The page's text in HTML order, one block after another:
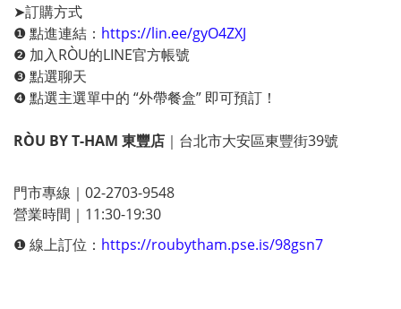
➤訂購方式
❶ 點進連結： https://lin.ee/gyO4ZXJ
❷ 加入RÒU的LINE官方帳號
❸ 點選聊天
❹ 點選主選單中的 “外帶餐盒” 即可預訂！
RÒU BY T-HAM 東豐店 ｜台北市大安區東豐街39號
門市專線｜02-2703-9548
營業時間｜11:30-19:30
❶ 線上訂位： https://roubytham.pse.is/98gsn7